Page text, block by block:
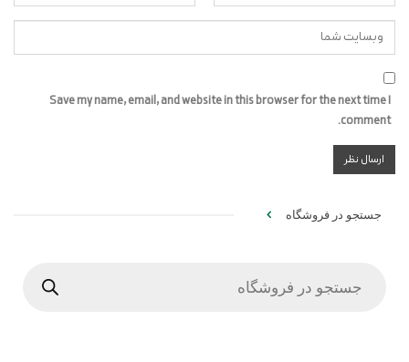
Save my name, email, and website in this browser for the next time I
comment.
جستجو در فروشگاه